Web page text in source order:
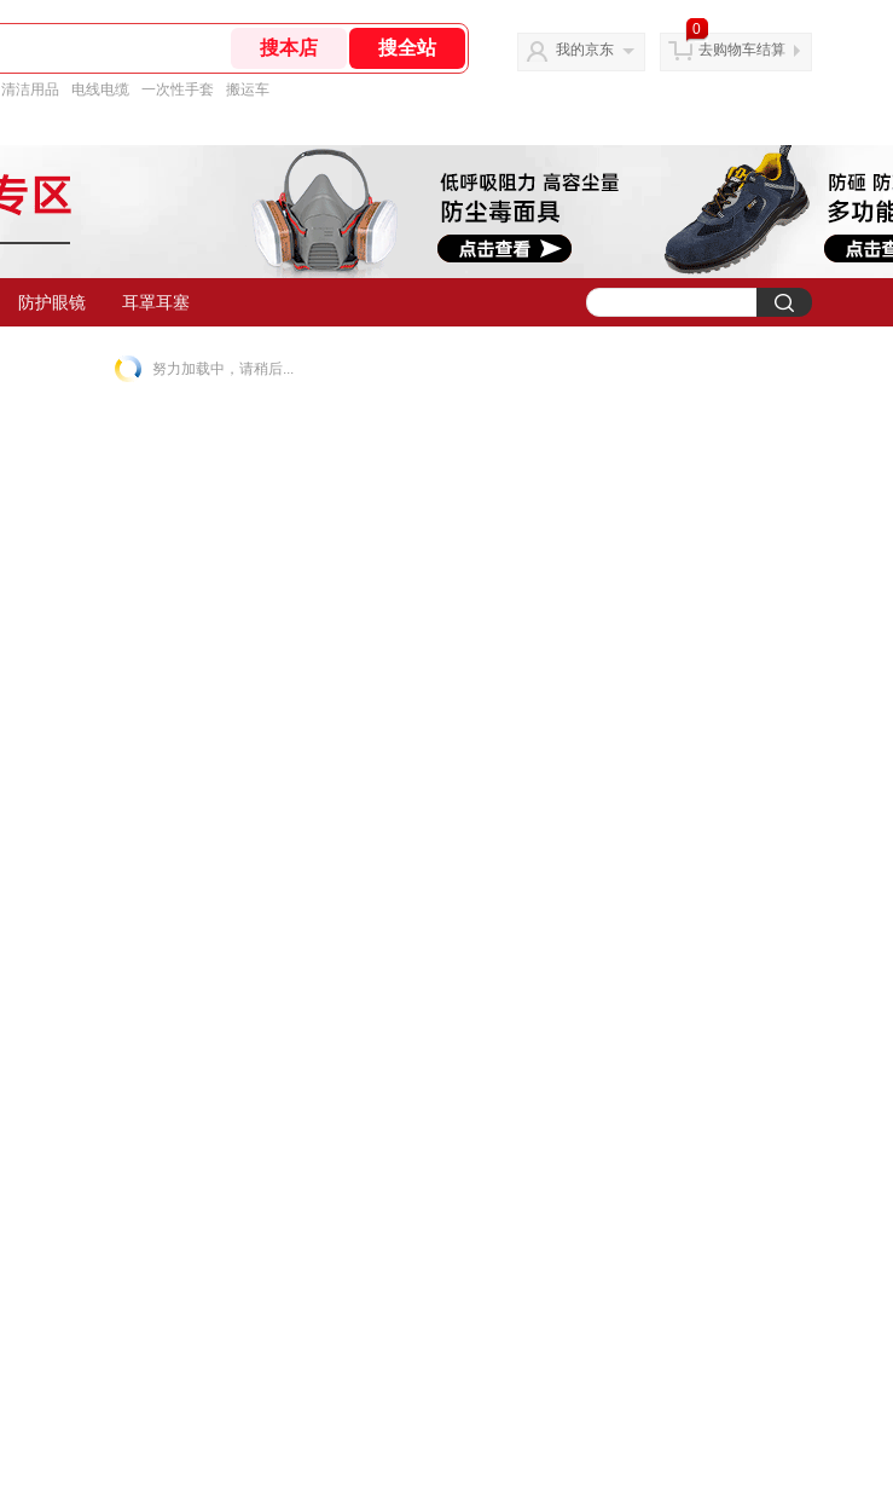
清洁用品 电线电缆 一次性手套 搬运车
我的京东
0
去购物车结算
防护眼镜 耳罩耳塞
努力加载中，请稍后...